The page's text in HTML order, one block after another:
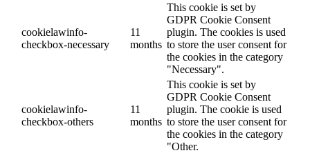
cookielawinfo-
checkbox-necessary
11
months
This cookie is set by
GDPR Cookie Consent
plugin. The cookies is used
to store the user consent for
the cookies in the category
"Necessary".
cookielawinfo-
checkbox-others
11
months
This cookie is set by
GDPR Cookie Consent
plugin. The cookie is used
to store the user consent for
the cookies in the category
"Other.